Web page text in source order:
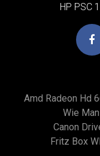
HP PSC
Amd Radeon Hd
Wie
Canon
Fritz Box